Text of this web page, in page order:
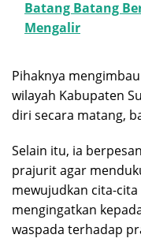
Batang Batang
Mengalir
Pihaknya
wilayah Kabupaten
diri secara matang,
Selain itu, ia
prajurit agar
mewujudkan cita-
mengingatkan
waspada terhadap